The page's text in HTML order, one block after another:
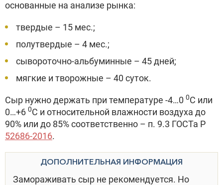
основанные на анализе рынка:
твердые – 15 мес.;
полутвердые – 4 мес.;
сывороточно-альбуминные – 45 дней;
мягкие и творожные – 40 суток.
Сыр нужно держать при температуре -4…0 0С или
0…+6 0С и относительной влажности воздуха до
90% или до 85% соответственно – п. 9.3 ГОСТа Р
52686-2016.
ДОПОЛНИТЕЛЬНАЯ ИНФОРМАЦИЯ
Замораживать сыр не рекомендуется. Но